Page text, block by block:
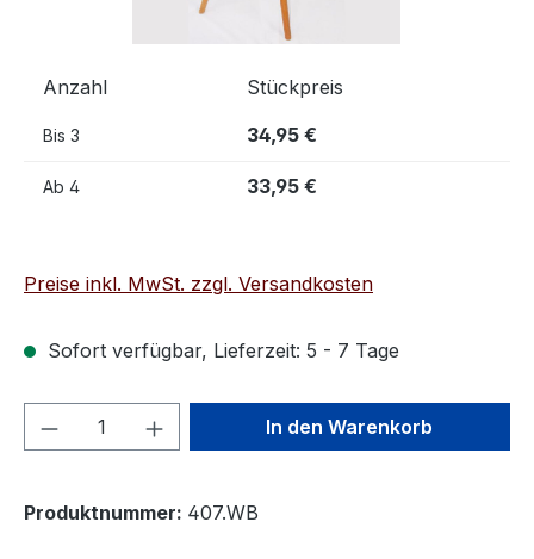
Anzahl Stückpreis
Bis 3 34,95 €
Ab 4 33,95 €
Preise inkl. MwSt. zzgl. Versandkosten
Sofort verfügbar, Lieferzeit: 5 - 7 Tage
Produkt Anzahl: Gib denIn den Warenkorb
Produktnummer: 407.WB